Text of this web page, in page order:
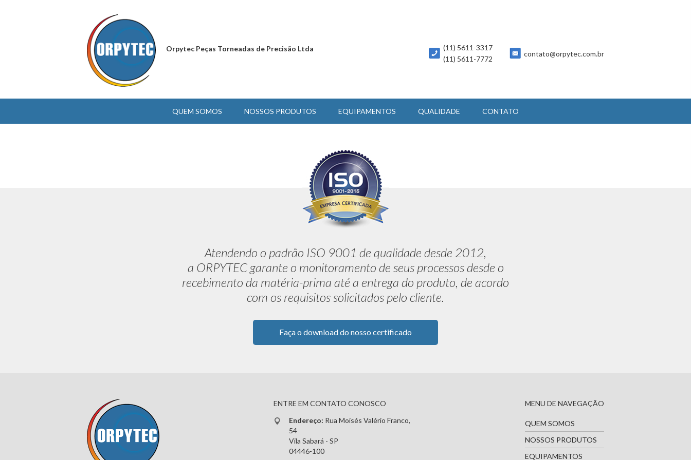
Orpytec Peças Torneadas de Precisão Ltda
(11) 5611-3317
(11) 5611-7772
contato@orpytec.com.br
QUEM SOMOS NOSSOS PRODUTOS EQUIPAMENTOS QUALIDADE CONTATO
Atendendo o padrão ISO 9001 de qualidade desde 2012,
a ORPYTEC garante o monitoramento de seus processos desde o
recebimento da matéria-prima até a entrega do produto, de acordo
com os requisitos solicitados pelo cliente.
Faça o download do nosso certificado
ENTRE EM CONTATO CONOSCO
Endereço: Rua Moisés Valério Franco,
54
Vila Sabará - SP
04446-100
MENU DE NAVEGAÇÃO
QUEM SOMOS
NOSSOS PRODUTOS
EQUIPAMENTOS